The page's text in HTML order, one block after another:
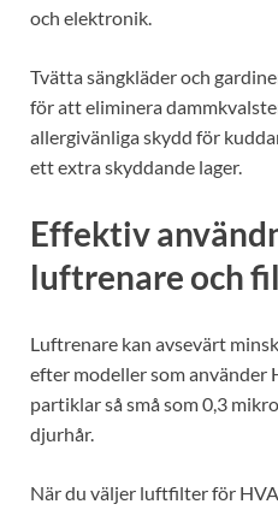
och elektronik.
Tvätta sängkläder och
för att eliminera
allergivänliga skydd för
ett extra skyddande lager.
Effektiv
luftrenare och
Luftrenare kan avsevärt
efter modeller som använder
partiklar så små som 0,3
djurhår.
När du väljer luftfilter för